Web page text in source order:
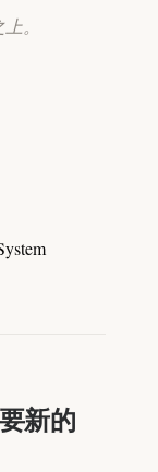
。
新的